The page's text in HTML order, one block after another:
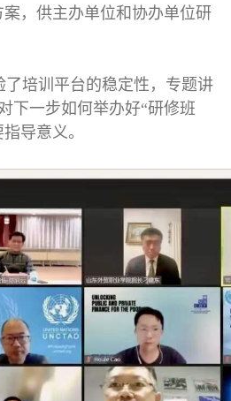
，供主办单位和协办单位研
了培训平台的稳定性，专题讲
下一步如何举办好“研修班
导意义。